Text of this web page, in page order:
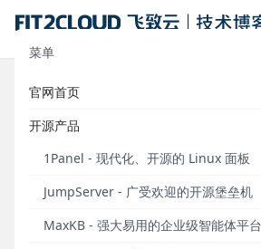
菜单
官网首页
开源产品
1Panel - 现代化、开源的 Linux 面板
JumpServer - 广受欢迎的开源堡垒机
MaxKB - 强大易用的企业级智能体平台
支持达梦数据源，
据可视化分析平台